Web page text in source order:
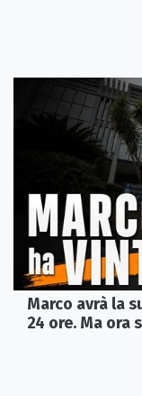
Marco avrà la
24 ore. Ma ora